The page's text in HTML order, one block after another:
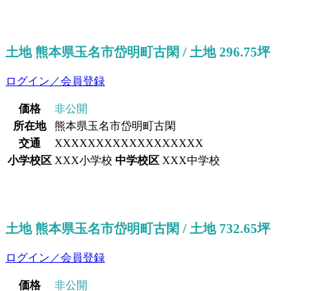
土地 熊本県玉名市岱明町古閑 / 土地 296.75坪
ログイン／会員登録
価格
非公開
所在地
熊本県玉名市岱明町古閑
交通
XXXXXXXXXXXXXXXXXX
小学校区 XXX小学校 中学校区 XXX中学校
土地 熊本県玉名市岱明町古閑 / 土地 732.65坪
ログイン／会員登録
価格
非公開